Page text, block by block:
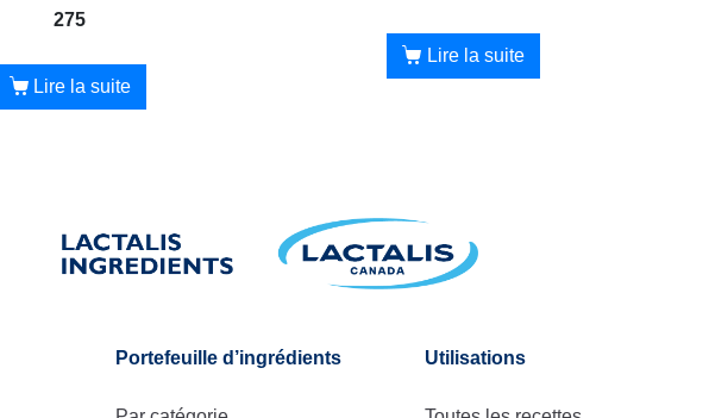
275
Lire la suite
Lire la suite
Portefeuille d’ingrédients Utilisations